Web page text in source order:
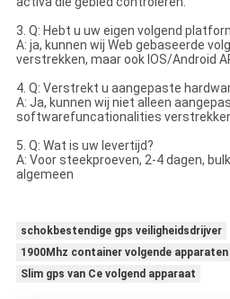
3. Q: Hebt u uw eigen volgend
A: ja, kunnen wij Web gebaseerde
verstrekken, maar ook IOS/Android
4. Q: Verstrekt u aangepaste
A: Ja, kunnen wij niet alleen
softwarefuncationalities
5. Q: Wat is uw levertijd?
A: Voor steekproeven, 2-4 dagen,
algemeen
schokbestendige gps veiligheidsdrijver
1900Mhz container volgende apparaten
Slim gps van Ce volgend apparaat